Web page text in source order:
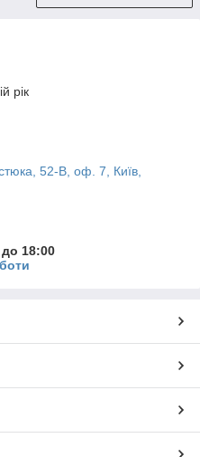
рік
52-В, оф. 7, Київ,
18:00